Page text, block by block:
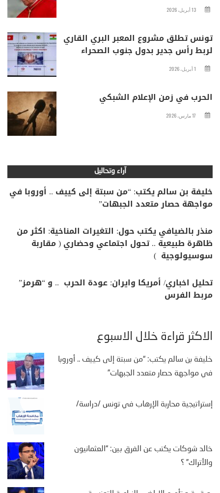
13 أبريل، 2026
تونس تطلق مشروع المعبر البري القاري
لربط رأس جدير بدول جنوب الصحراء
1 أبريل، 2026
الحرب في زمن الإعلام الشبكي
17 مارس، 2026
آراء وتحاليل
خليفة بن سالم يكتب: “من سبتة إلى كييف .. أوروبا في
مواجهة حصار متعدد الجبهات”
منذر بالضيافي يكتب حول: التغيرات المناخية: اكثر من
ظاهرة طبيعية .. تحول اجتماعي وحضاري ( مقاربة
سوسيولوجية )
تحليل اخباري/ أمريكا وايران: عودة الحرب .. و “هرمز”
مربط الفرس
الأكثر قراءة خلال الأسبوع
خليفة بن سالم يكتب: “من سبتة إلى كييف .. أوروبا
في مواجهة حصار متعدد الجبهات”
إستراتيجية محاربة الإرهاب في تونس /دراسة/
خالد شوكات يكتب عن الفرق بين: “العثمانيون
والأتراك” ؟